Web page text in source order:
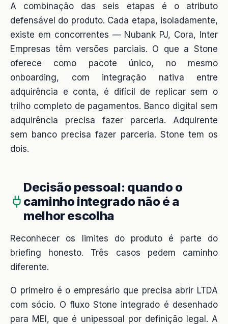
A combinação das seis etapas é o atributo
defensável do produto. Cada etapa, isoladamente,
existe em concorrentes — Nubank PJ, Cora, Inter
Empresas têm versões parciais. O que a Stone
oferece como pacote único, no mesmo
onboarding, com integração nativa entre
adquirência e conta, é difícil de replicar sem o
trilho completo de pagamentos. Banco digital sem
adquirência precisa fazer parceria. Adquirente
sem banco precisa fazer parceria. Stone tem os
dois.
Decisão pessoal: quando o
caminho integrado não é a
melhor escolha
Reconhecer os limites do produto é parte do
briefing honesto. Três casos pedem caminho
diferente.
O primeiro é o empresário que precisa abrir LTDA
com sócio. O fluxo Stone integrado é desenhado
para MEI, que é unipessoal por definição legal. A